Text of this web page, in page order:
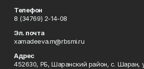
Телефон
8 (34769) 2-14-08
Эл. почта
xamadeeva.m@rbsmi.ru
Адрес
452630, РБ, Шаранский район, с. Шаран,